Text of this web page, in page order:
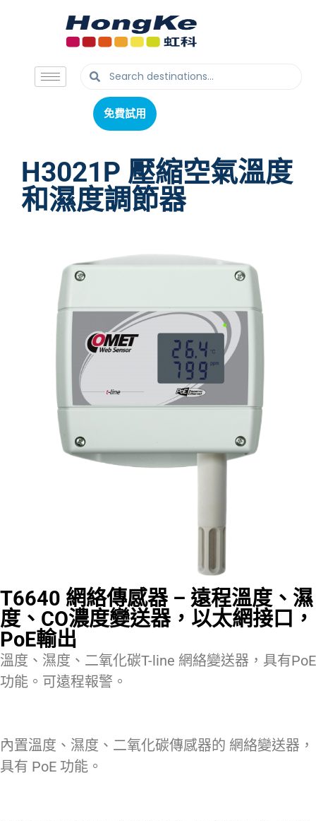
免費試用
免費試用
H3021P 壓縮空氣溫度
和濕度調節器
T6640 網絡傳感器 – 遠程溫度、濕
度、CO濃度變送器，以太網接口，
PoE輸出
溫度、濕度、二氧化碳T-line 網絡變送器，具有PoE
功能。可遠程報警。
內置溫度、濕度、二氧化碳傳感器的 網絡變送器，
具有 PoE 功能。